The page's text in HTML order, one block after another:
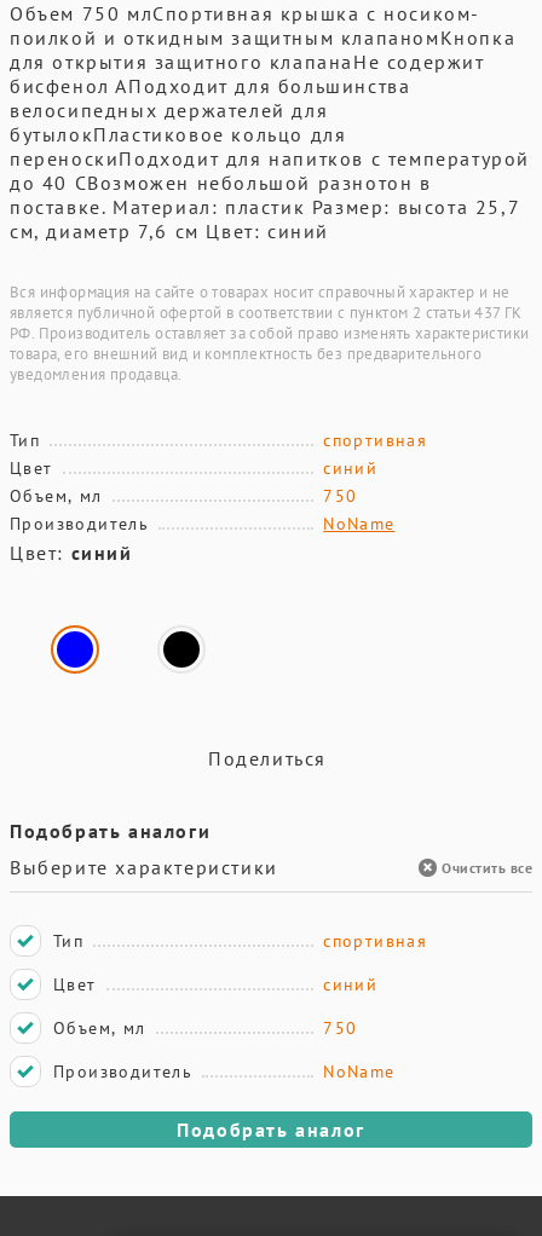
Объем 750 млСпортивная крышка с носиком-
поилкой и откидным защитным клапаномКнопка
для открытия защитного клапанаНе содержит
бисфенол АПодходит для большинства
велосипедных держателей для
бутылокПластиковое кольцо для
переноскиПодходит для напитков с температурой
до 40 CВозможен небольшой разнотон в
поставке. Материал: пластик Размер: высота 25,7
см, диаметр 7,6 см Цвет: синий
Вся информация на сайте о товарах носит справочный характер и не
является публичной офертой в соответствии с пунктом 2 статьи 437 ГК
РФ. Производитель оставляет за собой право изменять характеристики
товара, его внешний вид и комплектность без предварительного
уведомления продавца.
Тип
спортивная
Цвет
синий
Объем, мл
750
Производитель
NoName
Цвет: синий
Поделиться
Подобрать аналоги
Выберите характеристики
Очистить все
Тип
спортивная
Цвет
синий
Объем, мл
750
Производитель
NoName
Подобрать аналог